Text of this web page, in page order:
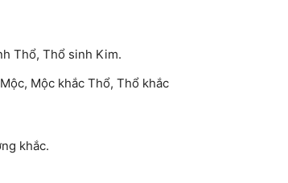
Thổ, Thổ sinh Kim.
Mộc khắc Thổ, Thổ khắc
khắc.